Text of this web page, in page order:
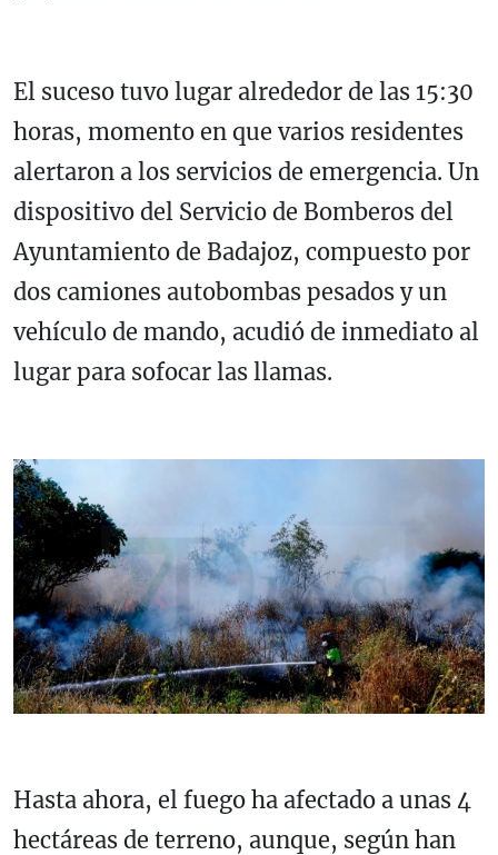
El suceso tuvo lugar alrededor de las 15:30
horas, momento en que varios residentes
alertaron a los servicios de emergencia. Un
dispositivo del Servicio de Bomberos del
Ayuntamiento de Badajoz, compuesto por
dos camiones autobombas pesados y un
vehículo de mando, acudió de inmediato al
lugar para sofocar las llamas.
Hasta ahora, el fuego ha afectado a unas 4
hectáreas de terreno, aunque, según han